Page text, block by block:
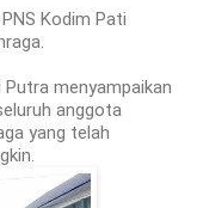
Kodim Pati
menyampaikan
anggota
yang telah